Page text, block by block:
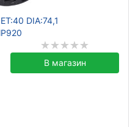
DIA:74,1
В магазин